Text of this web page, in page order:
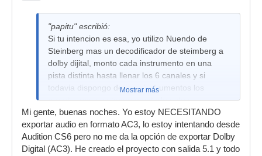
"papitu" escribió:
Si tu intencion es esa, yo utilizo Nuendo de
Steinberg mas un decodificador de steimberg a
dolby dijital, monto cada instrumento en una
pista distinta hasta llenar los 6 canales y si
todavia dispongo de mas instrumentos los
reparto, una vez tengo montado esto y
compruebo como suena en los 6 altavoces lo
convierto desde el mismo programa a formato
AC3, luego lo monto en un DVD y ya tengo un
DVD de musica en 5.1 como dios manda.
Mostrar más
Mi gente, buenas noches. Yo estoy NECESITANDO
exportar audio en formato AC3, lo estoy intentando desde
Audition CS6 pero no me da la opción de exportar Dolby
Digital (AC3). He creado el proyecto con salida 5.1 y todo